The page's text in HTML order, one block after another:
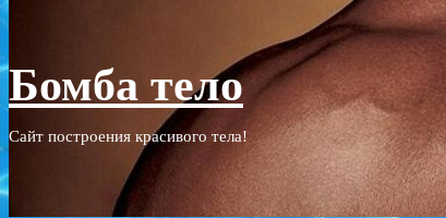
Бомба тело
Сайт построения красивого тела!